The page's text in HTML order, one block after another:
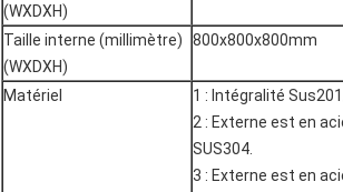
(WXDXH)
Taille interne (millimètre)
(WXDXH)
800x800x800mm
Matériel
1 : Intégralité
2 : Externe est en
SUS304.
3 : Externe est en